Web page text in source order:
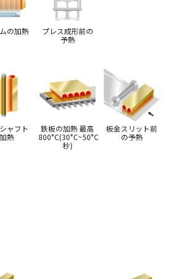
の加熱
プレス成形前の
予熱
ャフト
熱
鉄板の加熱 最高
800°C(30°C~50°C
秒)
板金スリット前
の予熱